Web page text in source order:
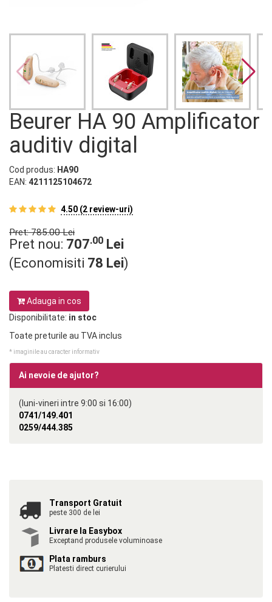
Beurer HA 90 Amplificator
auditiv digital
Cod produs: HA90
EAN: 4211125104672
4.50 (2 review-uri)
Pret: 785.00 Lei
Pret nou: 707.00 Lei
(Economisiti 78 Lei)
Adauga in cos
Disponibilitate: in stoc
Toate preturile au TVA inclus
* imaginile au caracter informativ
Ai nevoie de ajutor?
(luni-vineri intre 9:00 si 16:00)
0741/149.401
0259/444.385
Transport Gratuit
peste 300 de lei
Livrare la Easybox
Exceptand produsele voluminoase
Plata ramburs
Platesti direct curierului